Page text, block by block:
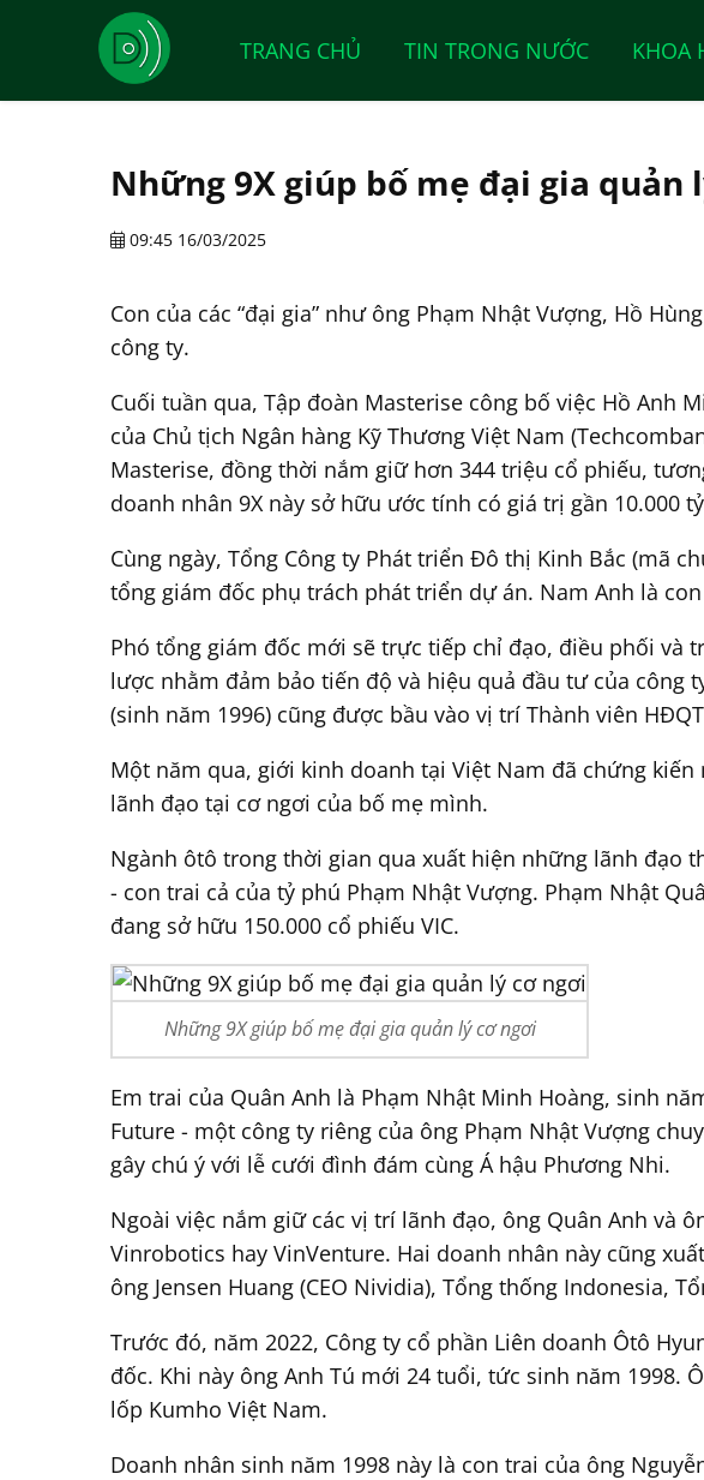
TRANG CHỦ TIN TRONG NƯỚC KHOA
Những 9X giúp bố mẹ đại gia quản
09:45 16/03/2025
Con của các “đại gia” như ông Phạm Nhật Vượng, Hồ
công ty.
Cuối tuần qua, Tập đoàn Masterise công bố việc Hồ Anh
của Chủ tịch Ngân hàng Kỹ Thương Việt Nam
Masterise, đồng thời nắm giữ hơn 344 triệu cổ phiếu,
doanh nhân 9X này sở hữu ước tính có giá trị gần 10.000
Cùng ngày, Tổng Công ty Phát triển Đô thị Kinh Bắc (mã
tổng giám đốc phụ trách phát triển dự án. Nam Anh là
Phó tổng giám đốc mới sẽ trực tiếp chỉ đạo, điều phối
lược nhằm đảm bảo tiến độ và hiệu quả đầu tư của công
(sinh năm 1996) cũng được bầu vào vị trí Thành viên
Một năm qua, giới kinh doanh tại Việt Nam đã chứng
lãnh đạo tại cơ ngơi của bố mẹ mình.
Ngành ôtô trong thời gian qua xuất hiện những lãnh đạo
- con trai cả của tỷ phú Phạm Nhật Vượng. Phạm Nhật
đang sở hữu 150.000 cổ phiếu VIC.
Những 9X giúp bố mẹ đại gia quản lý cơ ngơi
Em trai của Quân Anh là Phạm Nhật Minh Hoàng, sinh
Future - một công ty riêng của ông Phạm Nhật Vượng
gây chú ý với lễ cưới đình đám cùng Á hậu Phương Nhi.
Ngoài việc nắm giữ các vị trí lãnh đạo, ông Quân Anh và
Vinrobotics hay VinVenture. Hai doanh nhân này cũng
ông Jensen Huang (CEO Nividia), Tổng thống Indonesia,
Trước đó, năm 2022, Công ty cổ phần Liên doanh Ôtô
đốc. Khi này ông Anh Tú mới 24 tuổi, tức sinh năm 1998.
lốp Kumho Việt Nam.
Doanh nhân sinh năm 1998 này là con trai của ông